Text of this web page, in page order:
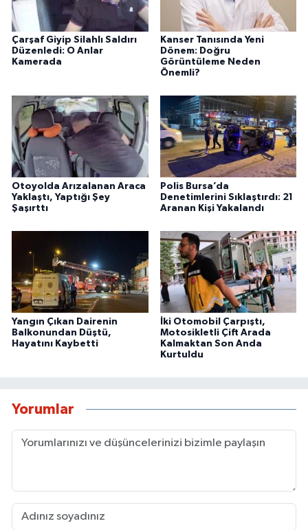
Çarşaf Giyip Silahlı Saldırı
Düzenledi: O Anlar
Kamerada
Kanser Tanısında Yeni
Dönem: Doğru
Görüntüleme Neden
Önemli?
Otoyolda Arızalanan Araca
Yaklaştı, Yaptığı Şey
Şaşırttı
Polis Bursa’da
Denetimlerini Sıklaştırdı: 21
Aranan Kişi Yakalandı
Yangın Çıkan Dairenin
Balkonundan Düştü,
Hayatını Kaybetti
İki Otomobil Çarpıştı,
Motosikletli Çift Arada
Kalmaktan Son Anda
Kurtuldu
Yorumlar